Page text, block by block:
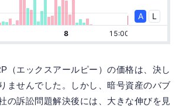
（エックスアールピー）の価格は、決し
ませんでした。しかし、暗号資産のバブ
の訴訟問題解決後には、大きな伸びを見